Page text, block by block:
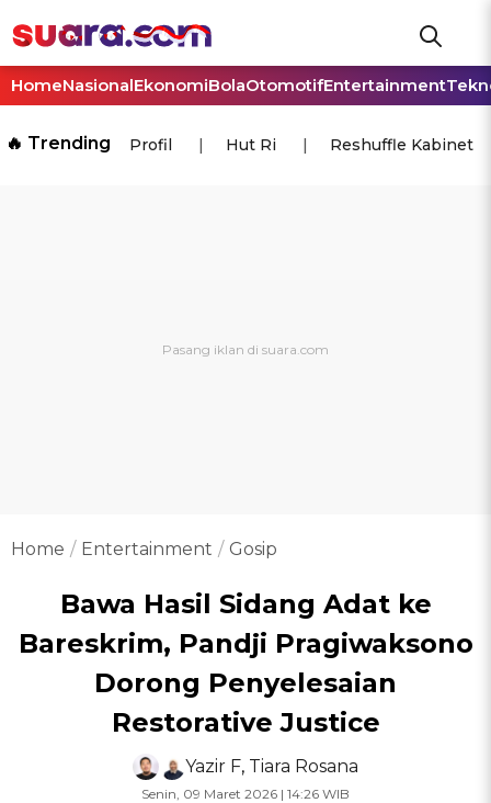
HomeNasionalEkonomiBolaOtomotifEntertainment
🔥 Trending Profil Hut Ri Reshuffle Kabinet
Home Entertainment Gosip
Bawa Hasil Sidang Adat ke
Bareskrim, Pandji Pragiwaksono
Dorong Penyelesaian
Restorative Justice
Yazir F, Tiara Rosana
Senin, 09 Maret 2026 | 14:26 WIB